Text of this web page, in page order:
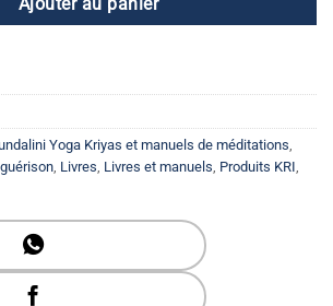
est :
$ 20.96.
Ajouter au panier
Yoga Kriyas et manuels de méditations,
, Livres, Livres et manuels, Produits KRI,